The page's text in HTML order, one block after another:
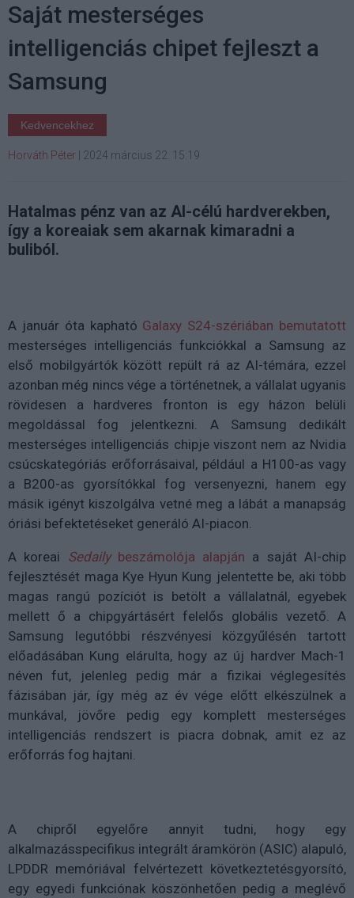
Saját mesterséges
intelligenciás chipet fejleszt a
Samsung
Kedvencekhez
Horváth Péter 2024 március 22. 15:19
Hatalmas pénz van az AI-célú hardverekben,
így a koreaiak sem akarnak kimaradni a
buliból.
A január óta kapható Galaxy S24-szériában bemutatott
mesterséges intelligenciás funkciókkal a Samsung az
első mobilgyártók között repült rá az AI-témára, ezzel
azonban még nincs vége a történetnek, a vállalat ugyanis
rövidesen a hardveres fronton is egy házon belüli
megoldással fog jelentkezni. A Samsung dedikált
mesterséges intelligenciás chipje viszont nem az Nvidia
csúcskategóriás erőforrásaival, például a H100-as vagy
a B200-as gyorsítókkal fog versenyezni, hanem egy
másik igényt kiszolgálva vetné meg a lábát a manapság
óriási befektetéseket generáló AI-piacon.
A koreai Sedailybeszámolója alapján a saját AI-chip
fejlesztését maga Kye Hyun Kung jelentette be, aki több
magas rangú pozíciót is betölt a vállalatnál, egyebek
mellett ő a chipgyártásért felelős globális vezető. A
Samsung legutóbbi részvényesi közgyűlésén tartott
előadásában Kung elárulta, hogy az új hardver Mach-1
néven fut, jelenleg pedig már a fizikai véglegesítés
fázisában jár, így még az év vége előtt elkészülnek a
munkával, jövőre pedig egy komplett mesterséges
intelligenciás rendszert is piacra dobnak, amit ez az
erőforrás fog hajtani.
A chipről egyelőre annyit tudni, hogy egy
alkalmazásspecifikus integrált áramkörön (ASIC) alapuló,
LPDDR memóriával felvértezett következtetésgyorsító,
egy egyedi funkciónak köszönhetően pedig a meglévő